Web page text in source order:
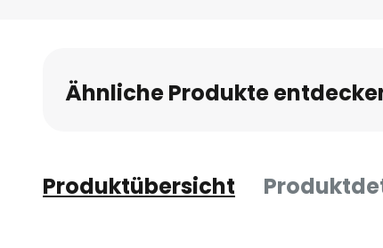
Ähnliche Produkte
Produktübersicht